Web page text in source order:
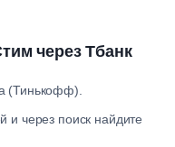
через Тбанк
(Тинькофф).
и через поиск найдите